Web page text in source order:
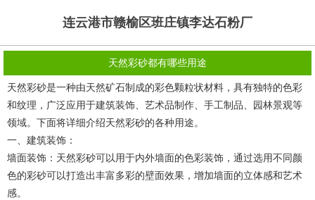
连云港市赣榆区班庄镇李达石粉厂
天然彩砂都有哪些用途
天然彩砂是一种由天然矿石制成的彩色颗粒状材料，具有独特的色彩
和纹理，广泛应用于建筑装饰、艺术品制作、手工制品、园林景观等
领域。下面将详细介绍天然彩砂的各种用途。
一、建筑装饰：
墙面装饰：天然彩砂可以用于内外墙面的色彩装饰，通过选用不同颜
色的彩砂可以打造出丰富多彩的壁面效果，增加墙面的立体感和艺术
感。